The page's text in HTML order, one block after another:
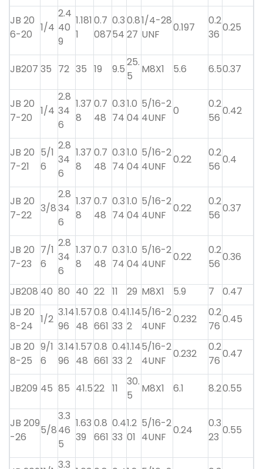
JB 20
6-20
1/4
2.4
40
9
1.181
1
0.7
087
0.3
54
0.8
27
1/4-28
UNF
0.197
0.2
36
0.25
JB207 35 72 35 19 9.5
25.
5
M8X1 5.6 6.50.37
JB 20
7-20
1/4
2.8
34
6
1.37
8
0.7
48
0.3
74
1.0
04
5/16-2
4UNF
0
0.2
56
0.42
JB 20
7-21
5/1
6
2.8
34
6
1.37
8
0.7
48
0.3
74
1.0
04
5/16-2
4UNF
0.22
0.2
56
0.4
JB 20
7-22
3/8
2.8
34
6
1.37
8
0.7
48
0.3
74
1.0
04
5/16-2
4UNF
0.22
0.2
56
0.37
JB 20
7-23
7/1
6
2.8
34
6
1.37
8
0.7
48
0.3
74
1.0
04
5/16-2
4UNF
0.22
0.2
56
0.36
JB208 40 80 40 22 11 29 M8X1 5.9 7
0.47
JB 20
8-24
1/2
3.14
96
1.57
48
0.8
661
0.4
33
1.14
2
5/16-2
4UNF
0.232
0.2
76
0.45
JB 20
8-25
9/1
6
3.14
96
1.57
48
0.8
661
0.4
33
1.14
2
5/16-2
4UNF
0.232
0.2
76
0.47
JB209 45 85 41.522 11
30.
5
M8X1 6.1 8.20.55
JB 209
-26
5/8
3.3
46
5
1.63
39
0.8
661
0.4
33
1.2
01
5/16-2
4UNF
0.24
0.3
23
0.55
3.3